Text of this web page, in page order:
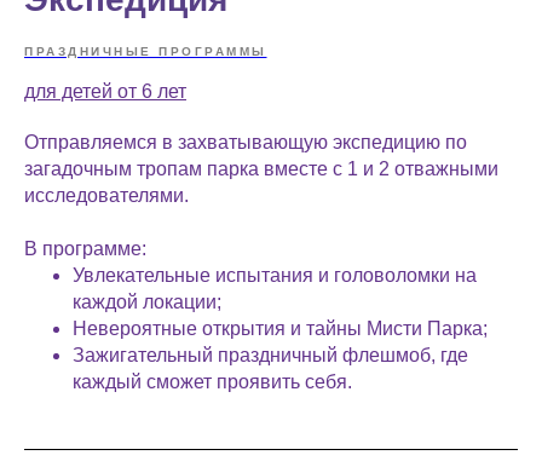
ПРАЗДНИЧНЫЕ ПРОГРАММЫ
для детей от 6 лет
Отправляемся в захватывающую экспедицию по
загадочным тропам парка вместе с 1 и 2 отважными
исследователями.
В программе:
Увлекательные испытания и головоломки на
каждой локации;
Невероятные открытия и тайны Мисти Парка;
Зажигательный праздничный флешмоб, где
каждый сможет проявить себя.